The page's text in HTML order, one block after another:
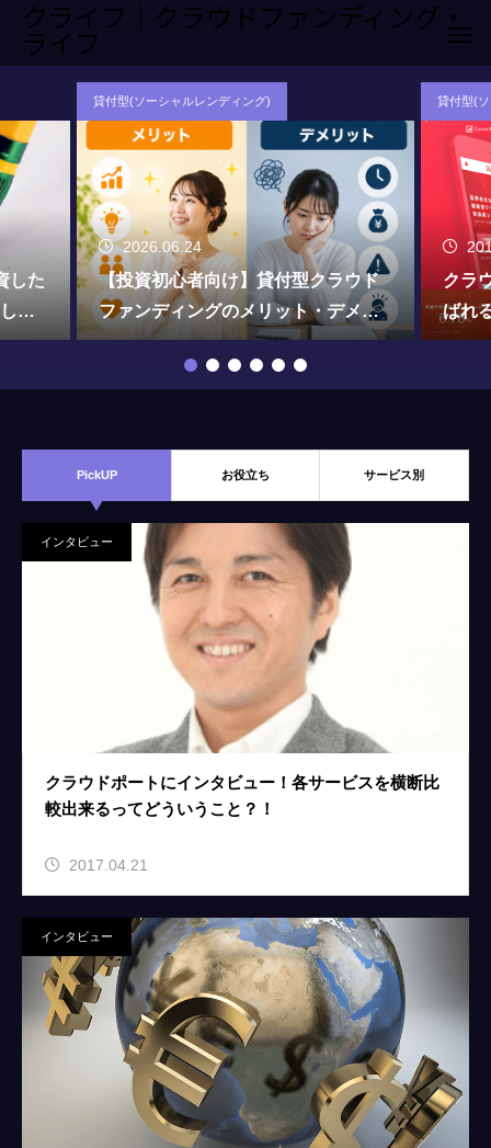
クライフ｜クラウドファンディング・
ライフ
ウド
リ
貸付型(ソーシャルレンディング)
2018.01.16
クラウドバンクはなぜ投資家から選
ばれる？投資家から見たポイントを
まとめました
よくあ
ソー
上の
す！
PickUP お役立ち サービス別
インタビュー
クラウドポートにインタビュー！各サービスを横断比
較出来るってどういうこと？！
2017.04.21
インタビュー